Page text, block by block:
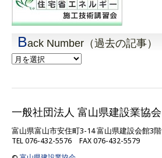
Back Number（過去の記事）
Back
Number（過
の
事）
一般社団法人 富山県建設業協会
富山県富山市安住町3-14 富山県建設会館3階
TEL 076-432-5576 FAX 076-432-5579